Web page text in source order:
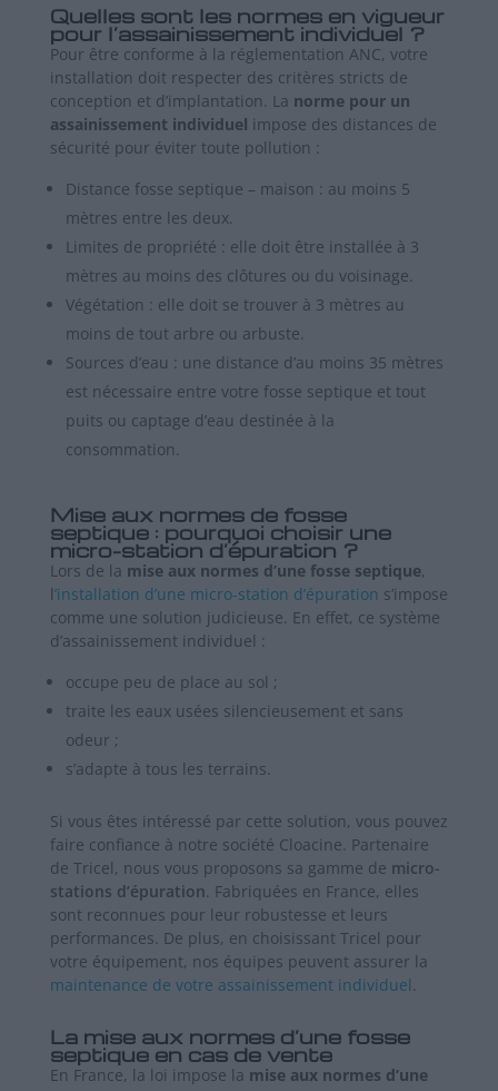
Quelles sont les normes en vigueur
pour l’assainissement individuel ?
Pour être conforme à la réglementation ANC, votre
installation doit respecter des critères stricts de
conception et d’implantation. La norme pour un
assainissement individuel impose des distances de
sécurité pour éviter toute pollution :
Distance fosse septique – maison : au moins 5
mètres entre les deux.
Limites de propriété : elle doit être installée à 3
mètres au moins des clôtures ou du voisinage.
Végétation : elle doit se trouver à 3 mètres au
moins de tout arbre ou arbuste.
Sources d’eau : une distance d’au moins 35 mètres
est nécessaire entre votre fosse septique et tout
puits ou captage d’eau destinée à la
consommation.
Mise aux normes de fosse
septique : pourquoi choisir une
micro-station d’épuration ?
Lors de la mise aux normes d’une fosse septique,
l’installation d’une micro-station d’épuration s’impose
comme une solution judicieuse. En effet, ce système
d’assainissement individuel :
occupe peu de place au sol ;
traite les eaux usées silencieusement et sans
odeur ;
s’adapte à tous les terrains.
Si vous êtes intéressé par cette solution, vous pouvez
faire confiance à notre société Cloacine. Partenaire
de Tricel, nous vous proposons sa gamme de micro-
stations d’épuration. Fabriquées en France, elles
sont reconnues pour leur robustesse et leurs
performances. De plus, en choisissant Tricel pour
votre équipement, nos équipes peuvent assurer la
maintenance de votre assainissement individuel.
La mise aux normes d’une fosse
septique en cas de vente
En France, la loi impose la mise aux normes d’une